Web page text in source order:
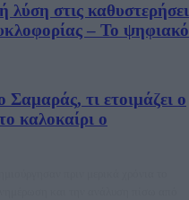
στις
– Το ψηφιακό
Σαμαράς, τι ετοιμάζει ο
καλοκαίρι ο